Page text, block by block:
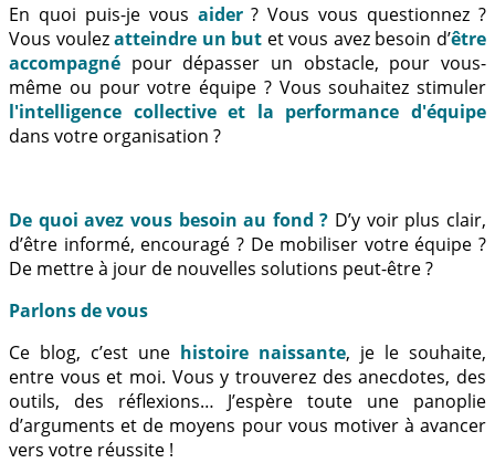
En quoi puis-je vous aider? Vous vous questionnez ?
Vous voulezatteindre un but et vous avez besoin d’être
accompagné pour dépasser un obstacle, pour vous-
même ou pour votre équipe ? Vous souhaitez stimuler
l'intelligence collective et la performance d'équipe
dans votre organisation ?
De quoi avez vous besoin au fond ? D’y voir plus clair,
d’être informé, encouragé ? De mobiliser votre équipe ?
De mettre à jour de nouvelles solutions peut-être ?
Parlons de vous
Ce blog, c’est une histoire naissante, je le souhaite,
entre vous et moi. Vous y trouverez des anecdotes, des
outils, des réflexions… J’espère toute une panoplie
d’arguments et de moyens pour vous motiver à avancer
vers votre réussite !